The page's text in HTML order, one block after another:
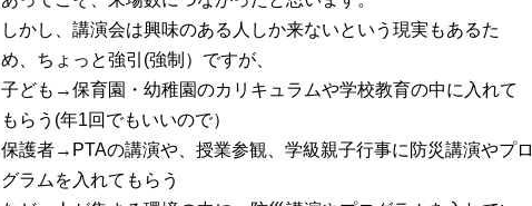
しかし、講演会は興味のある人しか来ないという現実もあるた
め、ちょっと強引(強制）ですが、
子ども→保育園・幼稚園のカリキュラムや学校教育の中に入れて
もらう(年1回でもいいので）
保護者→PTAの講演や、授業参観、学級親子行事に防災講演やプロ
グラムを入れてもらう